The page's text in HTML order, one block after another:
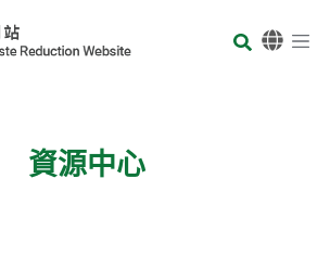
Body
資源中心